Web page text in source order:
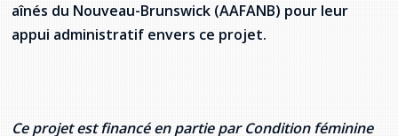
aînés du Nouveau-Brunswick (AAFANB) pour leur
appui administratif envers ce projet.
Ce projet est financé en partie par Condition féminine